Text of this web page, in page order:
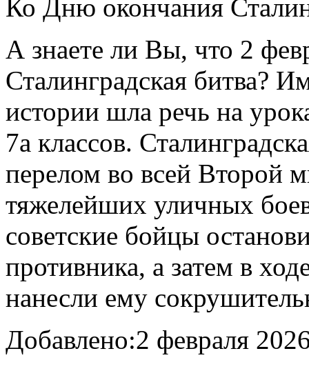
Ко Дню окончания
А знаете ли Вы, что 2
Сталинградская битва?
истории шла речь на
7а классов.
перелом во всей Второй
тяжелейших уличных
советские бойцы
противника, а затем в
нанесли ему
Добавлено:2 февраля